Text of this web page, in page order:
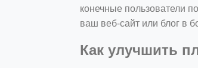
конечные пользователи
ваш веб-сайт или блог в
Как улучшить